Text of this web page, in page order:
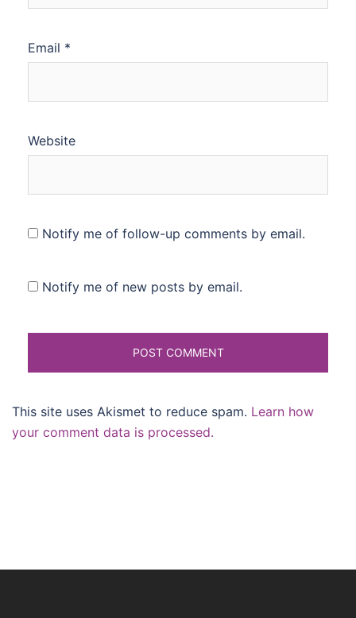
Email *
Website
Notify me of follow-up comments by email.
Notify me of new posts by email.
This site uses Akismet to reduce spam. Learn how
your comment data is processed.